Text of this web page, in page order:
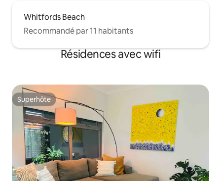
Whitfords Beach
Recommandé par 11 habitants
Résidences avec wifi
Superhôte
Superhôte